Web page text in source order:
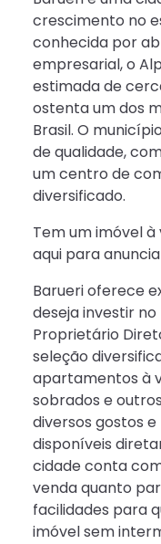
crescimento no
conhecida por
empresarial, o
estimada de
ostenta um dos
Brasil. O
de qualidade,
um centro de
diversificado.
Tem um imóvel
aqui para
Barueri oferece
deseja investir
Proprietário
seleção
apartamentos à
sobrados e
diversos gostos
disponíveis
cidade conta
venda quanto
facilidades para
imóvel sem